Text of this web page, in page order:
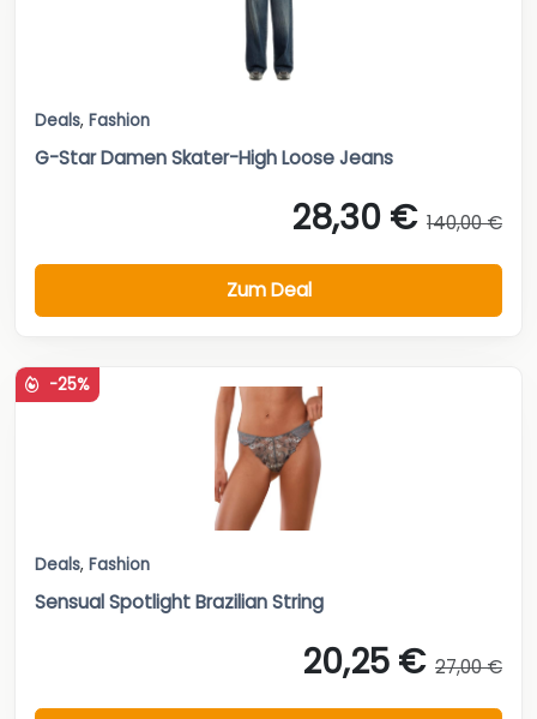
Deals, Fashion
G-Star Damen Skater-High Loose Jeans
28,30 € 140,00 €
Zum Deal
-25%
Deals, Fashion
Sensual Spotlight Brazilian String
20,25 € 27,00 €